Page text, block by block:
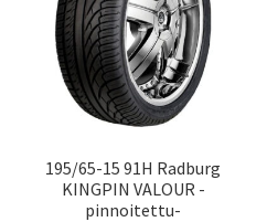
195/65-15 91H Radburg
KINGPIN VALOUR -
pinnoitettu-